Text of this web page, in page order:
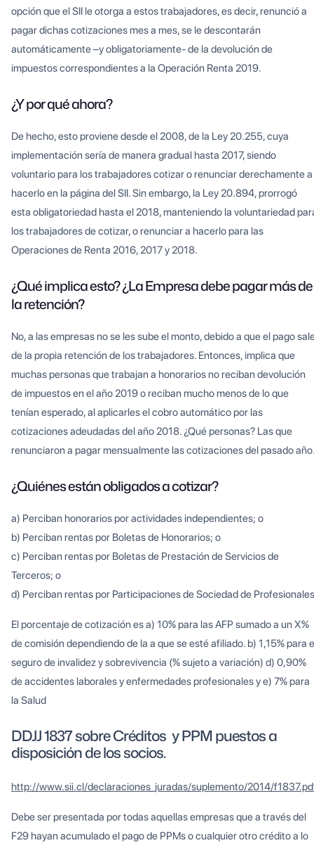
opción que el SII le otorga a estos trabajadores, es decir, renunció a
pagar dichas cotizaciones mes a mes, se le descontarán
automáticamente –y obligatoriamente- de la devolución de
impuestos correspondientes a la Operación Renta 2019.
¿Y por qué ahora?
De hecho, esto proviene desde el 2008, de la Ley 20.255, cuya
implementación sería de manera gradual hasta 2017, siendo
voluntario para los trabajadores cotizar o renunciar derechamente a
hacerlo en la página del SII. Sin embargo, la Ley 20.894, prorrogó
esta obligatoriedad hasta el 2018, manteniendo la voluntariedad
los trabajadores de cotizar, o renunciar a hacerlo para las
Operaciones de Renta 2016, 2017 y 2018.
¿Qué implica esto? ¿La Empresa debe pagar más de
la retención?
No, a las empresas no se les sube el monto, debido a que el pago
de la propia retención de los trabajadores. Entonces, implica que
muchas personas que trabajan a honorarios no reciban devolución
de impuestos en el año 2019 o reciban mucho menos de lo que
tenían esperado, al aplicarles el cobro automático por las
cotizaciones adeudadas del año 2018. ¿Qué personas? Las que
renunciaron a pagar mensualmente las cotizaciones del pasado
¿Quiénes están obligados a cotizar?
a) Perciban honorarios por actividades independientes; o
b) Perciban rentas por Boletas de Honorarios; o
c) Perciban rentas por Boletas de Prestación de Servicios de
Terceros; o
d) Perciban rentas por Participaciones de Sociedad de
El porcentaje de cotización es a) 10% para las AFP sumado a un X%
de comisión dependiendo de la a que se esté afiliado. b) 1,15% para
seguro de invalidez y sobrevivencia (% sujeto a variación) d) 0,90%
de accidentes laborales y enfermedades profesionales y e) 7% para
la Salud
DDJJ 1837 sobre Créditos y PPM puestos a
disposición de los socios.
http://www.sii.cl/declaraciones_juradas/suplemento/2014/
Debe ser presentada por todas aquellas empresas que a través del
F29 hayan acumulado el pago de PPMs o cualquier otro crédito a lo